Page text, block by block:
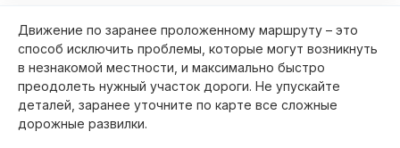
Движение по заранее проложенному маршруту – это
способ исключить проблемы, которые могут возникнуть
в незнакомой местности, и максимально быстро
преодолеть нужный участок дороги. Не упускайте
деталей, заранее уточните по карте все сложные
дорожные развилки.